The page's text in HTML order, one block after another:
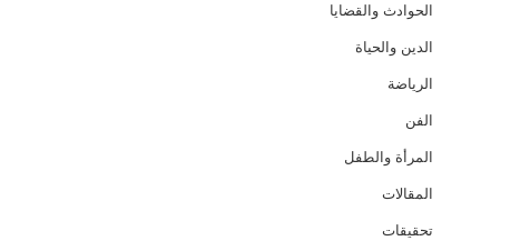
الحوادث والقضايا
الدين والحياة
الرياضة
الفن
المرأة والطفل
المقالات
تحقيقات